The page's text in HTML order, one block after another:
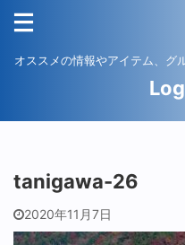
オススメの情報やアイテム、グ
tanigawa-26
2020年11月7日